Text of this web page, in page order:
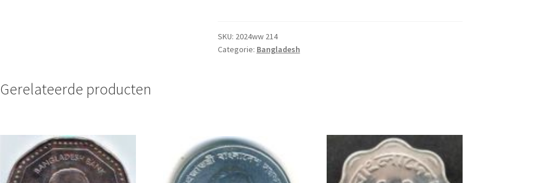
UNC
aantal
SKU: 2024ww 214
Categorie: Bangladesh
Gerelateerde producten